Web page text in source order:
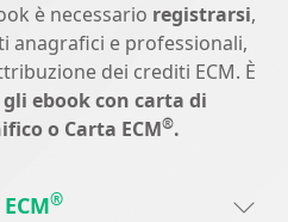
è necessario registrarsi,
anagrafici e professionali,
dei crediti ECM. È
ebook con carta di
o Carta ECM®.
®